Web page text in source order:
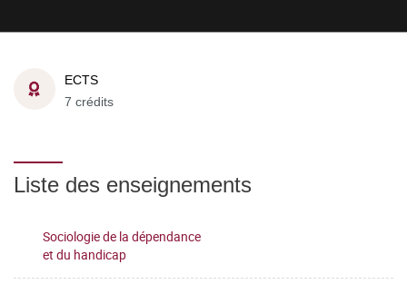
ECTS
7 crédits
Liste des enseignements
Sociologie de la dépendance
et du handicap